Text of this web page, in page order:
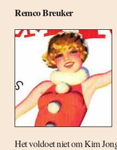
Remco Breuker
Het voldoet niet om Kim